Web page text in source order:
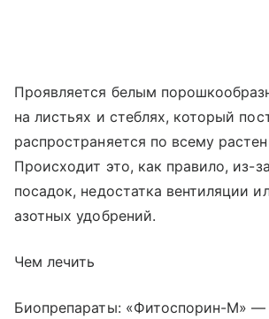
Проявляется белым
на листьях и стеблях, который
распространяется по всему
Происходит это, как правило, из-
посадок, недостатка вентиляции
азотных удобрений.
Чем лечить
Биопрепараты: «Фитоспорин-М» —